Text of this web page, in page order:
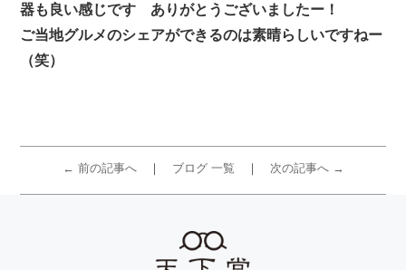
器も良い感じです ありがとうございましたー！
ご当地グルメのシェアができるのは素晴らしいですねー
（笑）
← 前の記事へ ブログ 一覧 次の記事へ →